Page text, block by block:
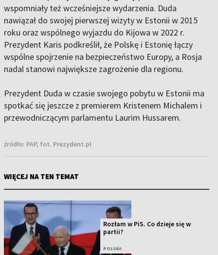
wspomniały też wcześniejsze wydarzenia. Duda
nawiązał do swojej pierwszej wizyty w Estonii w 2015
roku oraz wspólnego wyjazdu do Kijowa w 2022 r.
Prezydent Karis podkreślił, że Polskę i Estonię łączy
wspólne spojrzenie na bezpieczeństwo Europy, a Rosja
nadal stanowi największe zagrożenie dla regionu.
Prezydent Duda w czasie swojego pobytu w Estonii ma
spotkać się jeszcze z premierem Kristenem Michalem i
przewodniczącym parlamentu Laurim Hussarem.
źródło: PAP, fot. Prezydent.pl
WIĘCEJ NA TEN TEMAT
Rozłam w PiS. Co dzieje się w
partii?
POLSKA